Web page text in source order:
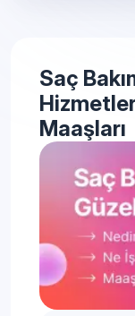
Saç
Maaşları